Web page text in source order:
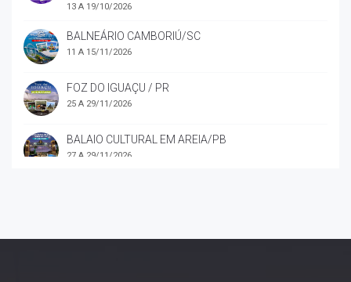
13 A 19/10/2026
BALNEÁRIO CAMBORIÚ/SC
11 A 15/11/2026
FOZ DO IGUAÇU / PR
25 A 29/11/2026
BALAIO CULTURAL EM AREIA/PB
27 A 29/11/2026
REVEILLON EM LISBOA – PORTUGAL